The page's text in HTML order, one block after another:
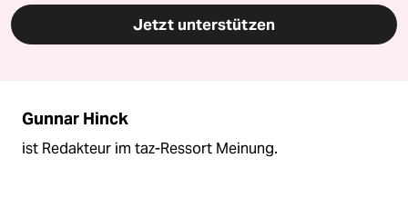
Jetzt unterstützen
Gunnar Hinck
ist Redakteur im taz-Ressort Meinung.